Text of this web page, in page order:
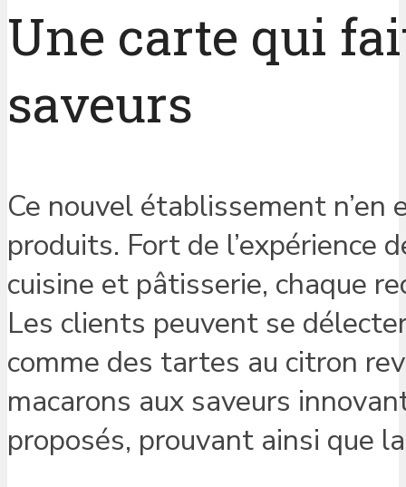
Une carte qui
saveurs
Ce nouvel établissement
produits. Fort de l’expérience
cuisine et pâtisserie, chaque
Les clients peuvent se
comme des tartes au citron
macarons aux saveurs
proposés, prouvant ainsi que